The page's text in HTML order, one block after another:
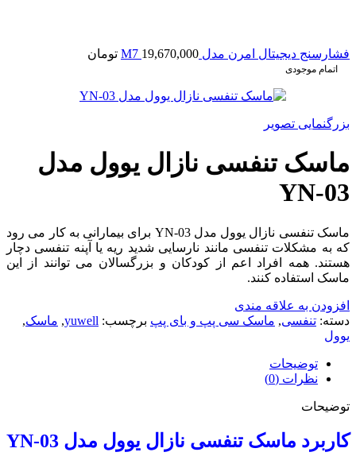
فشارسنج دیجیتال امرن مدل M7 19,670,000 تومان
اتمام موجودی
بزرگنمایی تصویر
ماسک تنفسی نازال یوول مدل
YN-03
ماسک تنفسی نازال یوول مدل YN-03 برای بیمارانی به کار می رود
که به مشکلات تنفسی مانند نارسایی شدید ریه یا آپنه تنفسی دچار
هستند. همه افراد اعم از کودکان و بزرگسالان می توانند از این
ماسک استفاده کنند.
افزودن به علاقه مندی
دسته: تنفسی, ماسک سی پپ و بای پپ برچسب: yuwell
, ماسک,
یوول
توضیحات
نظرات (0)
توضیحات
کاربرد ماسک تنفسی نازال یوول مدل YN-03